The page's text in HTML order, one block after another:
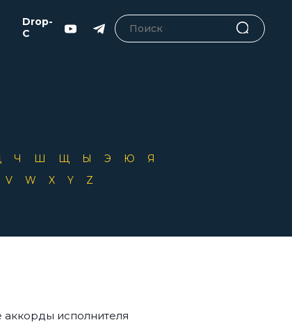
Drop-
C
Ч Ш Щ Ы Э Ю
Я
V W X Y Z
аккорды исполнителя